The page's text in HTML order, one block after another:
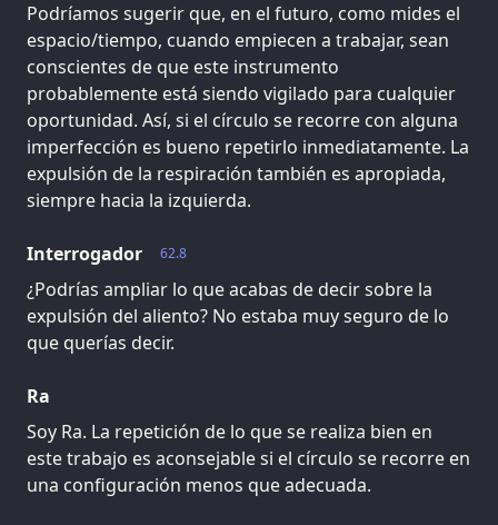
Podríamos sugerir que, en el futuro, como mides el
espacio/tiempo, cuando empiecen a trabajar, sean
conscientes de que este instrumento
probablemente está siendo vigilado para cualquier
oportunidad. Así, si el círculo se recorre con alguna
imperfección es bueno repetirlo inmediatamente. La
expulsión de la respiración también es apropiada,
siempre hacia la izquierda.
62.8
Interrogador
¿Podrías ampliar lo que acabas de decir sobre la
expulsión del aliento? No estaba muy seguro de lo
que querías decir.
Ra
Soy Ra. La repetición de lo que se realiza bien en
este trabajo es aconsejable si el círculo se recorre en
una configuración menos que adecuada.